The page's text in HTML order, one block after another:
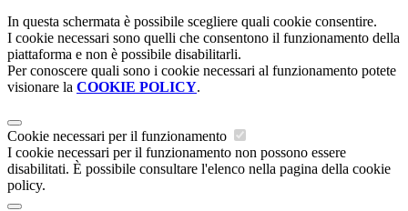
In questa schermata è possibile scegliere quali cookie consentire.
I cookie necessari sono quelli che consentono il funzionamento della
piattaforma e non è possibile disabilitarli.
Per conoscere quali sono i cookie necessari al funzionamento potete
visionare la COOKIE POLICY.
Cookie necessari per il funzionamento
I cookie necessari per il funzionamento non possono essere
disabilitati. È possibile consultare l'elenco nella pagina della cookie
policy.